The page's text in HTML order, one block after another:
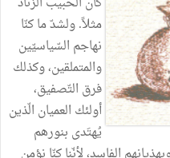
مثلاً.ولشدّماكنّا
نهاجم السّياسيّين
والمتملقين،وكذلك
فرق التّصفيق،
أولئك العميان الّذين
يُهتَدى بنورهم